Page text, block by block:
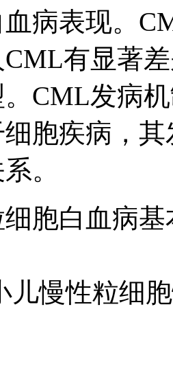
血病表现。
有显著
CML发病
胞疾病，
。
胞白血病基
儿慢性粒细